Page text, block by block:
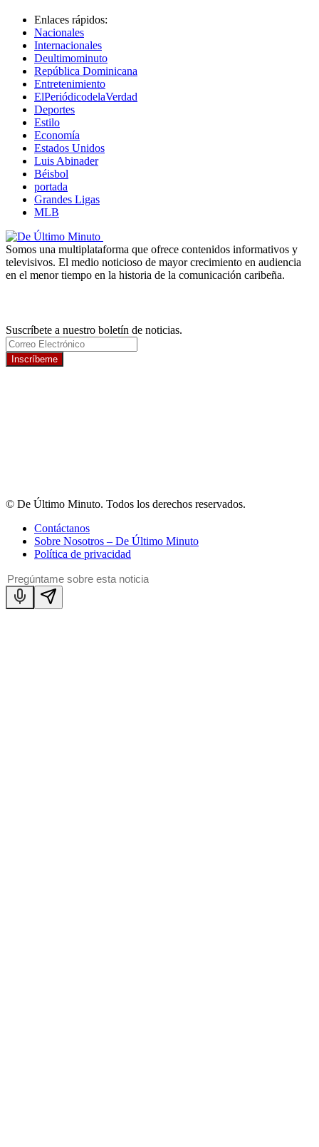
Enlaces rápidos:
Nacionales
Internacionales
Deultimominuto
República Dominicana
Entretenimiento
ElPeriódicodelaVerdad
Deportes
Estilo
Economía
Estados Unidos
Luis Abinader
Béisbol
portada
Grandes Ligas
MLB
Somos una multiplataforma que ofrece contenidos informativos y
televisivos. El medio noticioso de mayor crecimiento en audiencia
en el menor tiempo en la historia de la comunicación caribeña.
Suscríbete a nuestro boletín de noticias.
Inscríbeme
© De Último Minuto. Todos los derechos reservados.
Contáctanos
Sobre Nosotros – De Último Minuto
Política de privacidad